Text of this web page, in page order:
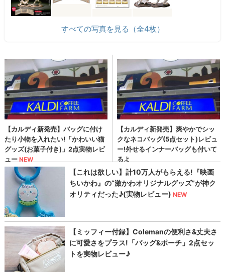
すべての写真を見る（全4枚）